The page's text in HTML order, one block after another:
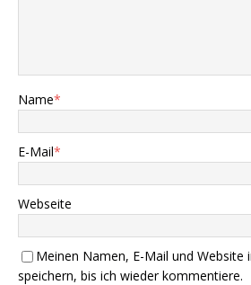
Name*
E-Mail*
Webseite
Meinen Namen, E-Mail und Website
speichern, bis ich wieder kommentiere.